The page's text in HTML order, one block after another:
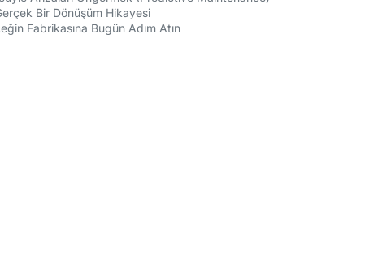
Bir Dönüşüm Hikayesi
Fabrikasına Bugün Adım Atın